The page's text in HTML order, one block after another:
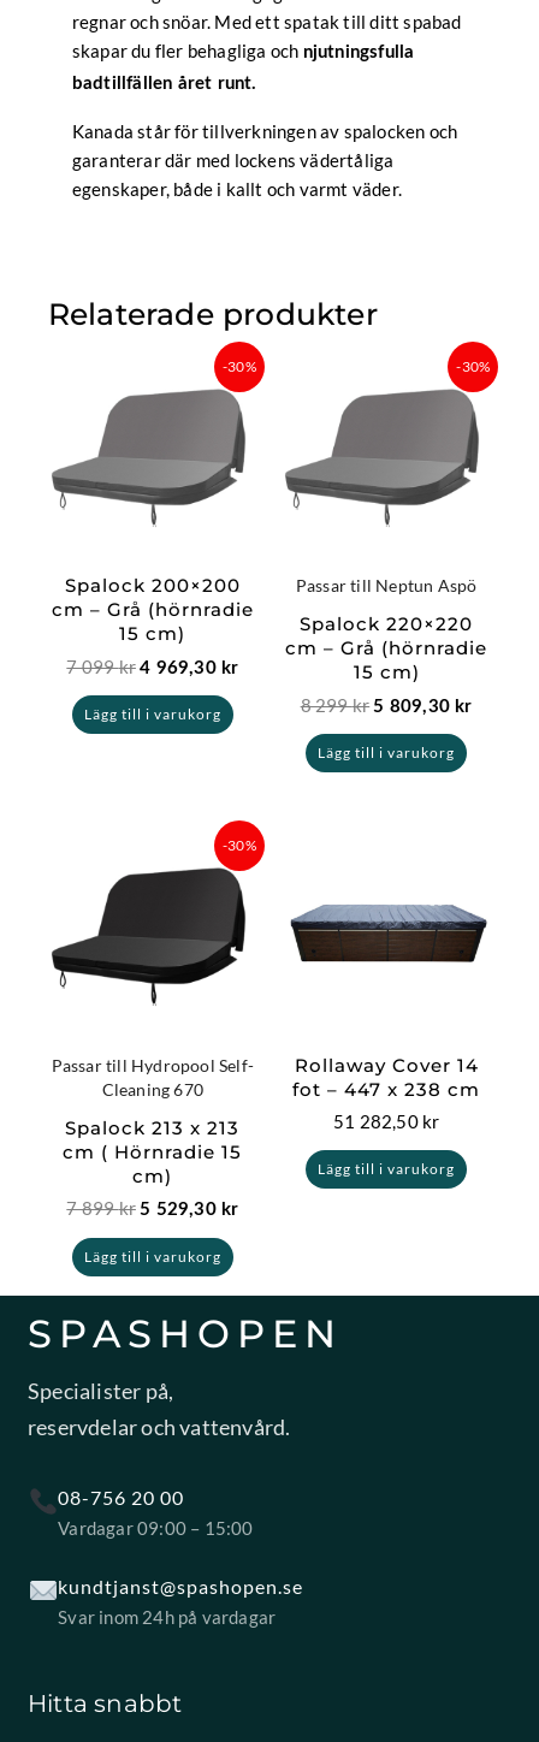
regnar och snöar. Med ett spatak till ditt spabad
skapar du fler behagliga och njutningsfulla
badtillfällen året runt.
Kanada står för tillverkningen av spalocken och
garanterar där med lockens vädertåliga
egenskaper, både i kallt och varmt väder.
Relaterade produkter
-30%
Spalock 200×200
cm – Grå (hörnradie
15 cm)
7 099kr
ursprungliga
4 969,30 kr
Det
nuvarande
priset
är:
4
969,30 kr.
Lägg till i varukorg
-30%
Passar till Neptun Aspö
Spalock 220×220
cm – Grå (hörnradie
15 cm)
8 299kr
ursprungliga
5 809,30 kr
Det
priset
är:
5
809,30
Lägg till i varukorg
-30%
Passar till Hydropool Self-
Cleaning 670
Spalock 213 x 213
cm ( Hörnradie 15
cm)
7 899kr
ursprungliga
5 529,30 kr
Det
nuvarande
priset
är:
5
529,30 kr.
Lägg till i varukorg
Rollaway Cover 14
fot – 447 x 238 cm
51 282,50 kr
Lägg till i varukorg
SPASHOPEN
Specialister på,
reservdelar och vattenvård.
08-756 20 00
Vardagar 09:00 – 15:00
kundtjanst@spashopen.se
Svar inom 24h på vardagar
Hitta snabbt